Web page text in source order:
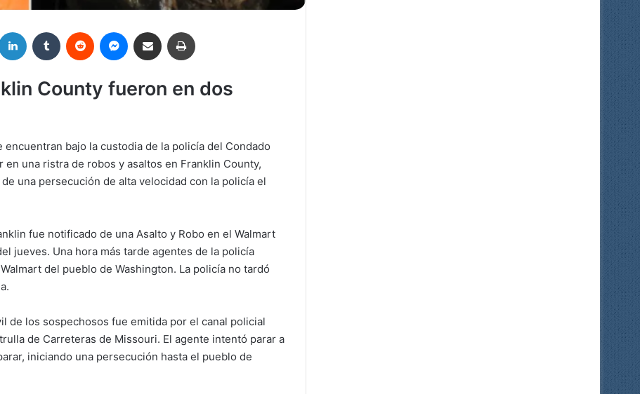
LinkedIn Tumblr Reddit MessengerCompartir por correo electrónico
County fueron en dos
encuentran bajo la custodia de la policía del Condado
una ristra de robos y asaltos en Franklin County,
una persecución de alta velocidad con la policía el
fue notificado de una Asalto y Robo en el Walmart
jueves. Una hora más tarde agentes de la policía
del pueblo de Washington. La policía no tardó
de los sospechosos fue emitida por el canal policial
de Carreteras de Missouri. El agente intentó parar a
iniciando una persecución hasta el pueblo de